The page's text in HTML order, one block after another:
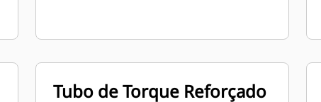
Tubo de Torque Reforçado